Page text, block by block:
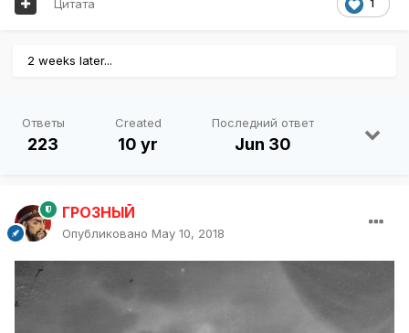
1
Цитата
2 weeks later...
Ответы
223
Created
10 yr
Последний ответ
Jun 30
ГРОЗНЫЙ
Опубликовано May 10, 2018